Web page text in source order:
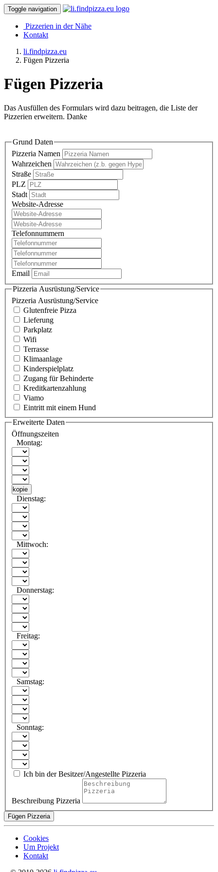
Toggle navigation
Pizzerien in der Nähe
Kontakt
li.findpizza.eu
Fügen Pizzeria
Fügen Pizzeria
Das Ausfüllen des Formulars wird dazu beitragen, die Liste der
Pizzerien erweitern. Danke
Grund Daten
Pizzeria Namen
Wahrzeichen
Straße
PLZ
Stadt
Website-Adresse
Telefonnummern
Email
Pizzeria Ausrüstung/Service
Pizzeria Ausrüstung/Service
Glutenfreie Pizza
Lieferung
Parkplatz
Wifi
Terrasse
Klimaanlage
Kinderspielplatz
Zugang für Behinderte
Kreditkartenzahlung
Viamo
Eintritt mit einem Hund
Erweiterte Daten
Öffnungszeiten
Montag:
kopie
Dienstag:
Mittwoch:
Donnerstag:
Freitag:
Samstag:
Sonntag:
Ich bin der Besitzer/Angestellte Pizzeria
Beschreibung Pizzeria
Fügen Pizzeria
Cookies
Um Projekt
Kontakt